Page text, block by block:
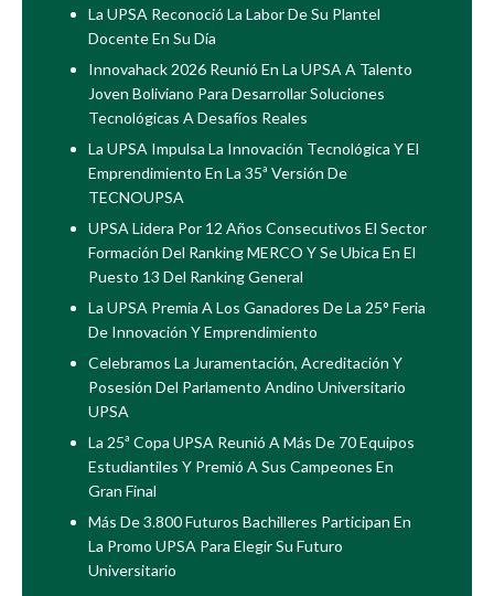
La UPSA Reconoció La Labor De Su Plantel
Docente En Su Día
Innovahack 2026 Reunió En La UPSA A Talento
Joven Boliviano Para Desarrollar Soluciones
Tecnológicas A Desafíos Reales
La UPSA Impulsa La Innovación Tecnológica Y El
Emprendimiento En La 35ª Versión De
TECNOUPSA
UPSA Lidera Por 12 Años Consecutivos El Sector
Formación Del Ranking MERCO Y Se Ubica En El
Puesto 13 Del Ranking General
La UPSA Premia A Los Ganadores De La 25° Feria
De Innovación Y Emprendimiento
Celebramos La Juramentación, Acreditación Y
Posesión Del Parlamento Andino Universitario
UPSA
La 25ª Copa UPSA Reunió A Más De 70 Equipos
Estudiantiles Y Premió A Sus Campeones En
Gran Final
Más De 3.800 Futuros Bachilleres Participan En
La Promo UPSA Para Elegir Su Futuro
Universitario